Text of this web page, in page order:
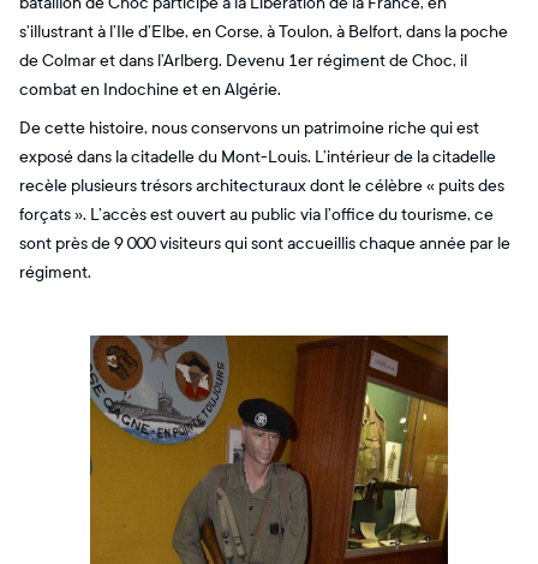
s’illustrant à l’Ile d’Elbe, en Corse, à Toulon, à Belfort, dans la poche
de Colmar et dans l’Arlberg. Devenu 1er régiment de Choc, il
combat en Indochine et en Algérie.
De cette histoire, nous conservons un patrimoine riche qui est
exposé dans la citadelle du Mont-Louis. L’intérieur de la citadelle
recèle plusieurs trésors architecturaux dont le célèbre « puits des
forçats ». L’accès est ouvert au public via l’office du tourisme, ce
sont près de 9 000 visiteurs qui sont accueillis chaque année par le
régiment.